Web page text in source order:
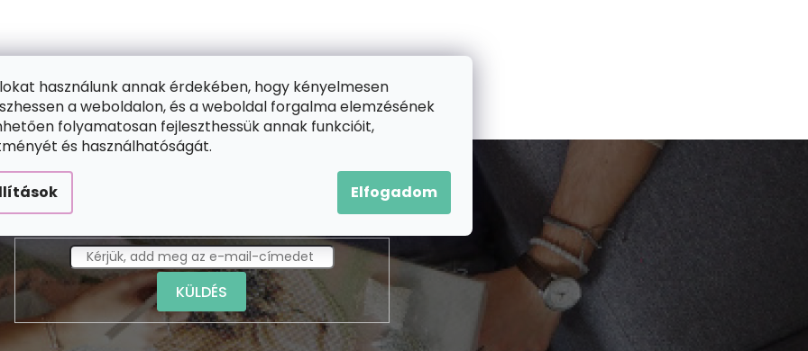
használunk annak érdekében, hogy kényelmesen
a weboldalon, és a weboldal forgalma elemzésének
folyamatosan fejleszthessük annak funkcióit,
és használhatóságát.
Elfogadom
KÜLDÉS